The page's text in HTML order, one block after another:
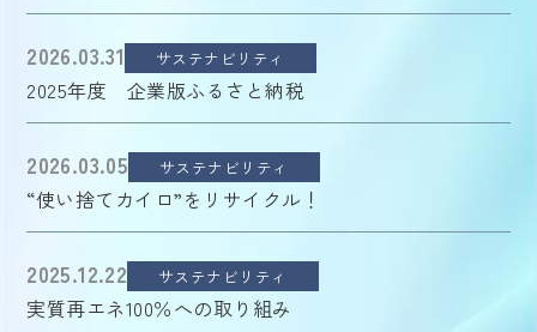
2026.03.31 サステナビリティ
2025年度 企業版ふるさと納税
2026.03.05 サステナビリティ
“使い捨てカイロ”をリサイクル！
2025.12.22 サステナビリティ
実質再エネ100％への取り組み